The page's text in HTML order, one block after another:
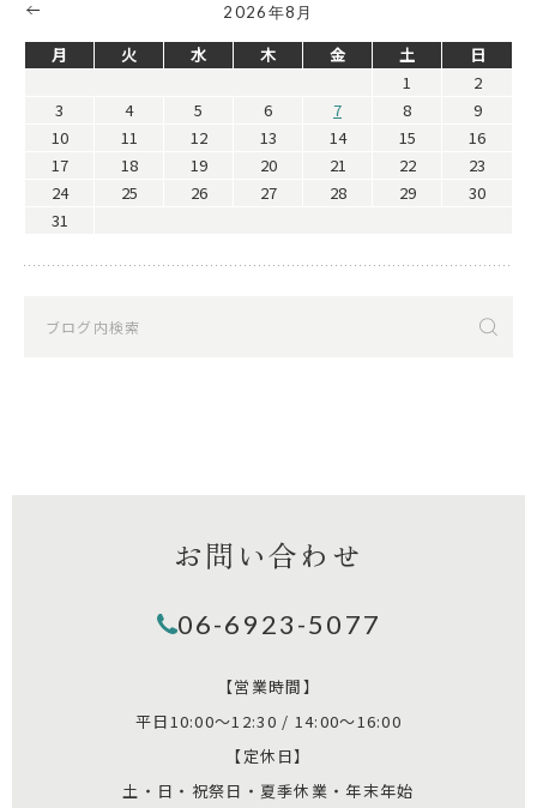
2026年8月
月 火 水 木 金 土
日
1
2
3
4 5 6 7 8
9
10
11 12 13 14 15
16
17
18 19 20 21 22
23
24
25 26 27 28 29
30
31
お問い合わせ
06-6923-5077
【営業時間】
平日10:00～12:30 / 14:00～16:00
【定休日】
土・日・祝祭日・夏季休業・年末年始